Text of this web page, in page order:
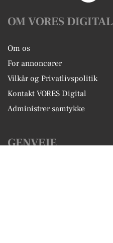
OM VORES DIGITAL
Om os
For annoncører
Vilkår og Privatlivspolitik
Kontakt VORES Digital
Administrer samtykke
GENVEJE